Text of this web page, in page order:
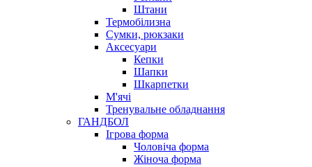
Штани
Термобілизна
Сумки, рюкзаки
Аксесуари
Кепки
Шапки
Шкарпетки
М'ячі
Тренувальне обладнання
ГАНДБОЛ
Ігрова форма
Чоловіча форма
Жіноча форма